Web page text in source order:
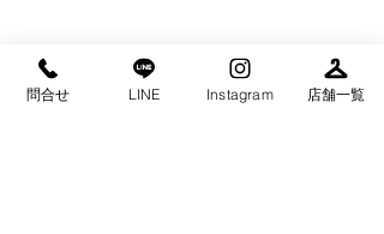
こちらも是非、フォローしていただけ
問合せ LINE Instagram 店舗一覧